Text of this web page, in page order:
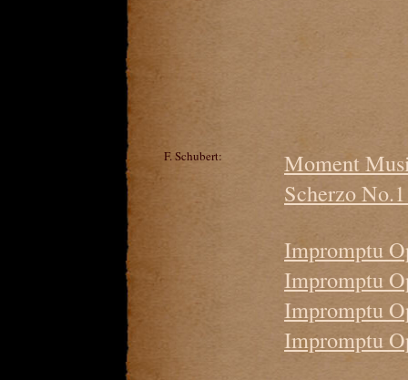
F. Schubert:
Moment
Scherzo
Impromptu
Impromptu
Impromptu
Impromptu